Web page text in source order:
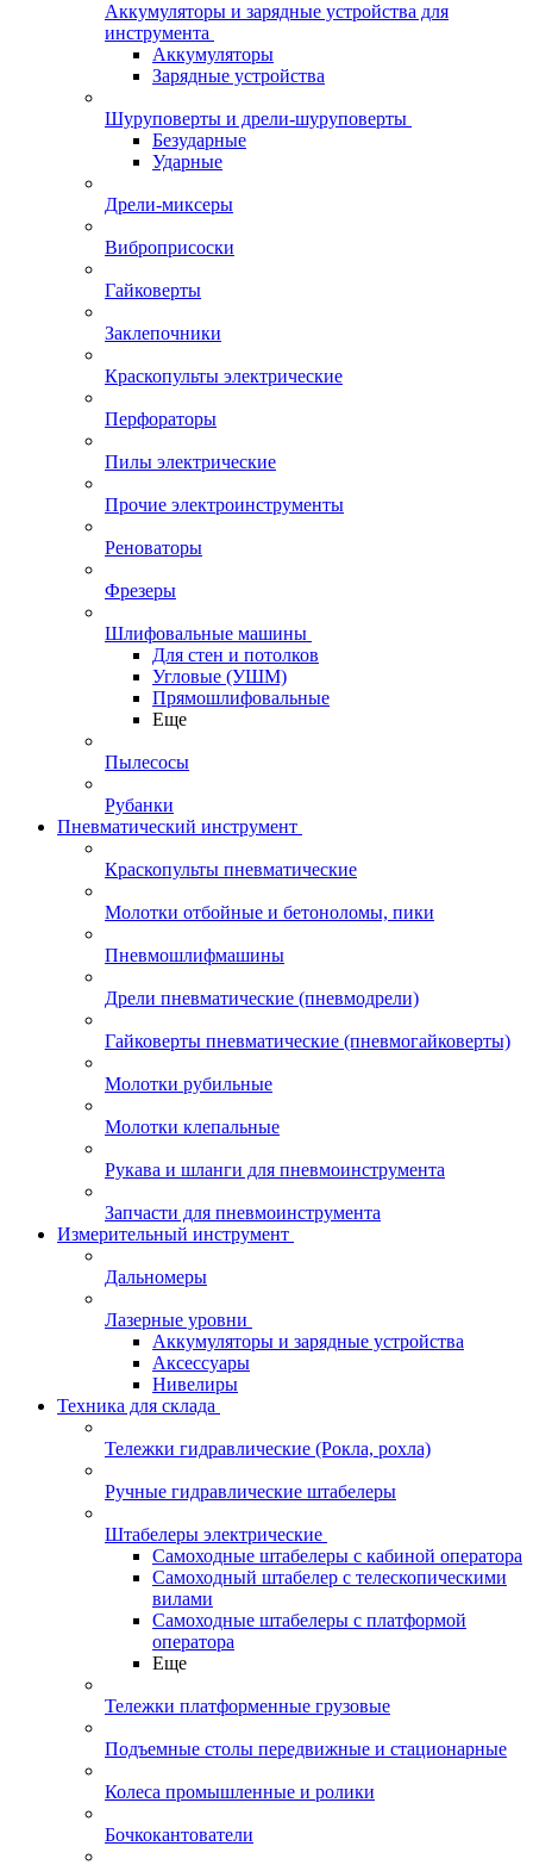
Аккумуляторы и зарядные устройства для
инструмента
Аккумуляторы
Зарядные устройства
Шуруповерты и дрели-шуруповерты
Безударные
Ударные
Дрели-миксеры
Виброприсоски
Гайковерты
Заклепочники
Краскопульты электрические
Перфораторы
Пилы электрические
Прочие электроинструменты
Реноваторы
Фрезеры
Шлифовальные машины
Для стен и потолков
Угловые (УШМ)
Прямошлифовальные
Еще
Пылесосы
Рубанки
Пневматический инструмент
Краскопульты пневматические
Молотки отбойные и бетоноломы, пики
Пневмошлифмашины
Дрели пневматические (пневмодрели)
Гайковерты пневматические (пневмогайковерты)
Молотки рубильные
Молотки клепальные
Рукава и шланги для пневмоинструмента
Запчасти для пневмоинструмента
Измерительный инструмент
Дальномеры
Лазерные уровни
Аккумуляторы и зарядные устройства
Аксессуары
Нивелиры
Техника для склада
Тележки гидравлические (Рокла, рохла)
Ручные гидравлические штабелеры
Штабелеры электрические
Самоходные штабелеры с кабиной оператора
Самоходный штабелер с телескопическими
вилами
Самоходные штабелеры с платформой
оператора
Еще
Тележки платформенные грузовые
Подъемные столы передвижные и стационарные
Колеса промышленные и ролики
Бочкокантователи